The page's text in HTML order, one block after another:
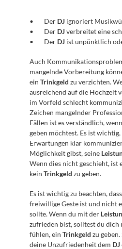
Der DJ ignoriert
Der DJ verbreitet eine
Der DJ ist unpünktlich
Auch
mangelnde Vorbereitung
ein Trinkgeld zu verzichten.
ausreichend auf die Hochzeit
im Vorfeld schlecht
Zeichen mangelnder
Fällen ist es verständlich,
geben möchtest. Es ist wichtig,
Erwartungen klar
Möglichkeit gibst, seine
Wenn dies nicht geschieht, ist
kein Trinkgeld zu geben.
Es ist wichtig zu beachten,
freiwillige Geste ist und nicht
sollte. Wenn du mit der
zufrieden bist, solltest du
fühlen, ein Trinkgeld zu
deine Unzufriedenheit dem DJ